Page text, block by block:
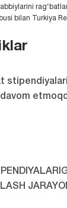
bilan Turkiya